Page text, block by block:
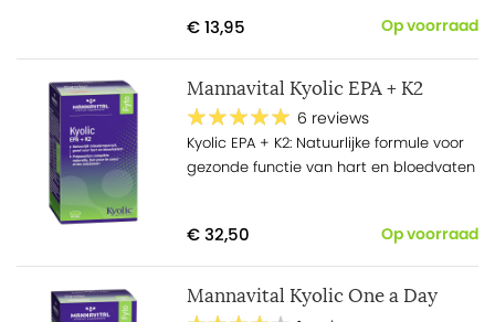
gebruikte gefermenteerde rode rijst is
gestandaardiseerd op monacoline K. De
gebruikte gefermenteerde rode rijst
voldoet volledig aan de normen qua
toxische schimmelproducten citrinine en
aflatoxine. Voor een absoluut veilige
co-enzym Q10, eveneens een natuurlijk
fermentatieproduct.
€ 13,95 Op voorraad
Mannavital Kyolic EPA + K2
6 reviews
Kyolic EPA + K2: Natuurlijke formule voor
gezonde functie van hart en bloedvaten
€ 32,50 Op voorraad
Mannavital Kyolic One a Day